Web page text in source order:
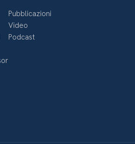
Pubblicazioni
Video
Podcast